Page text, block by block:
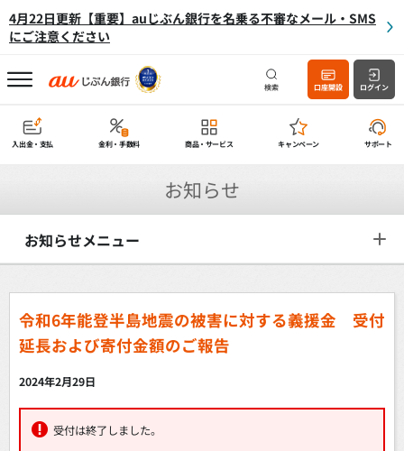
4月22日更新【重要】auじぶん銀行を名乗る不審なメール・SMS
にご注意ください
検索 口座開設 ログイン
入出金・支払 金利・手数料 商品・サービス キャンペーン サポート
お知らせ
お知らせメニュー
令和6年能登半島地震の被害に対する義援金 受付
延長および寄付金額のご報告
2024年2月29日
受付は終了しました。